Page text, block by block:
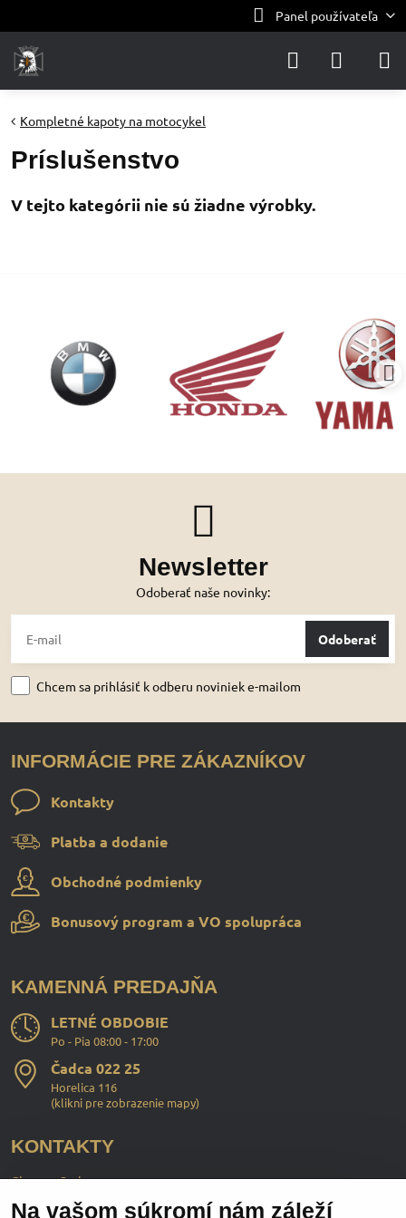
Panel používateľa
Kompletné kapoty na motocykel
Príslušenstvo
Newsletter
Odoberať naše novinky:
Odoberať
Chcem sa prihlásiť k odberu noviniek e-mailom
INFORMÁCIE PRE ZÁKAZNÍKOV
Kontakty
Platba a dodanie
Obchodné podmienky
Bonusový program a VO spolupráca
KAMENNÁ PREDAJŇA
LETNÉ OBDOBIE
Po - Pia 08:00 - 17:00
Čadca 022 25
Horelica 116
(klikni pre zobrazenie mapy)
KONTAKTY
ChopperStyle s.r.o.
Ing. Martin Murčo
Na vašom súkromí nám záleží